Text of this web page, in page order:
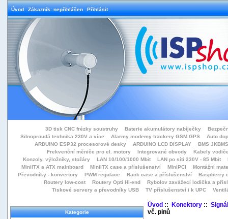
Úvod Zákazník: nepřihlášen Přihlásit
3D tisk CNC frézky soustruhy Baterie akumulátory nabíječky
Silnoproudá technika 230V a více
Alarmy modemy trackery GSM GPS
Auto
ARDUINO ESP32 procesorové desky
ARDUINO LCD DISPLAY
BMS
Frekvenční měniče pro el. motory
Integrované obvody
Kabely
Konzoly, výložníky, stožáry
LAN 10/100/1000 Mbit LAN po síti 230V - 85 Mbit
MiniITX a ATX mainboard
MiniITX case a příslušenství MiniPCI
Montážní
Převodníky - konvertory
PWM regulace Rack case a příslušenství
Raspberry
Routery low-cost
Routery Opti Hi-end
Rybolov zavážecí lodička a přísl
Tiskové servery a převodníky USB
TV příslušenství i k UPC
Kategorie
Úvod:: Konektory::
vč. pinů